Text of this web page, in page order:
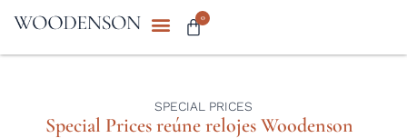
0
SPECIAL PRICES
Special Prices reúne relojes Woodenson